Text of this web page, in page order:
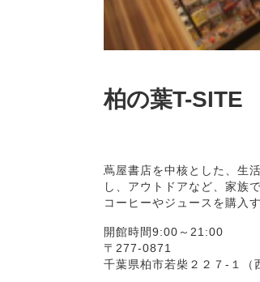
柏の葉T-SITE
蔦屋書店を中核とした、生
し、アウトドアなど、家族
コーヒーやジュースを購入
開館時間9:00～21:00
〒277-0871
千葉県柏市若柴２２７-１（